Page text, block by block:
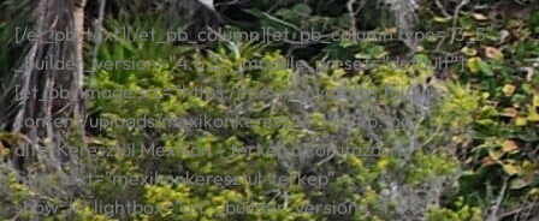
[/et_pb_text][/et_pb_column][et_pb_column type=”3_5″
_builder_version=”4.6.3″ _module_preset=”default”]
[et_pb_image src=”https://mexikonyaralas.hu/wp-
content/uploads/mexikonkeresztul-terkep.jpg”
alt=”Keresztül Mexikón – térkép a körutazásról”
title_text=”mexikonkeresztul-terkep”
show_in_lightbox=”on” _builder_version=”4.6.5″